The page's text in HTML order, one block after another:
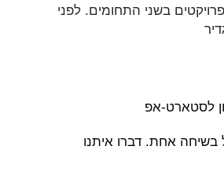
בשני התחומים. לפני
לסטארט-אפ